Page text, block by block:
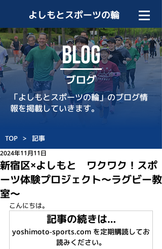
よしもとスポーツの輪
BLOG
ブログ
「よしもとスポーツの輪」のブログ情
報を掲載していきます。
TOP > 記事
新宿区×よしもと ワクワク！スポ
ーツ体験プロジェクト～ラグビー教
室～
2024年11月11日
こんにちは。
記事の続きは…
yoshimoto-sports.com を定期購読してお
読みください。